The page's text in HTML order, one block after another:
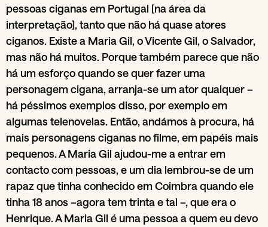
pessoas ciganas em Portugal [na área da
interpretação], tanto que não há quase atores
ciganos. Existe a Maria Gil, o Vicente Gil, o Salvador,
mas não há muitos. Porque também parece que não
há um esforço quando se quer fazer uma
personagem cigana, arranja-se um ator qualquer –
há péssimos exemplos disso, por exemplo em
algumas telenovelas. Então, andámos à procura, há
mais personagens ciganas no filme, em papéis mais
pequenos. A Maria Gil ajudou-me a entrar em
contacto com pessoas, e um dia lembrou-se de um
rapaz que tinha conhecido em Coimbra quando ele
tinha 18 anos –agora tem trinta e tal –, que era o
Henrique. A Maria Gil é uma pessoa a quem eu devo